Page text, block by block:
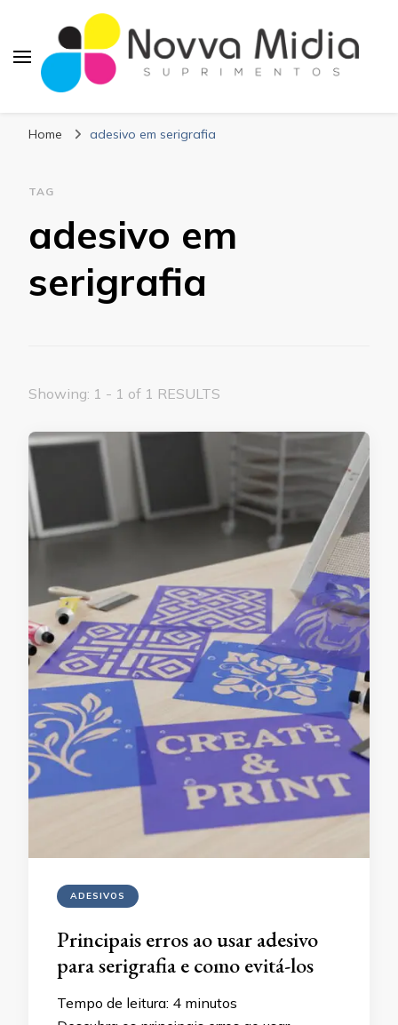
Suprimentos
Home adesivo em serigrafia
TAG
adesivo em
serigrafia
Showing: 1 - 1 of 1 RESULTS
ADESIVOS
Principais erros ao usar adesivo
para serigrafia e como evitá-los
Tempo de leitura: 4 minutos